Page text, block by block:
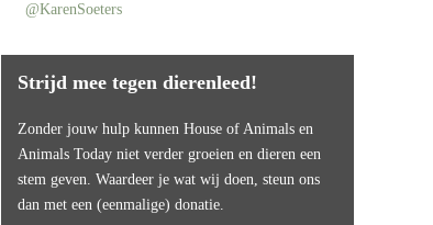
@KarenSoeters
Strijd mee tegen dierenleed!
Zonder jouw hulp kunnen House of Animals en
Animals Today niet verder groeien en dieren een
stem geven. Waardeer je wat wij doen, steun ons
dan met een (eenmalige) donatie.